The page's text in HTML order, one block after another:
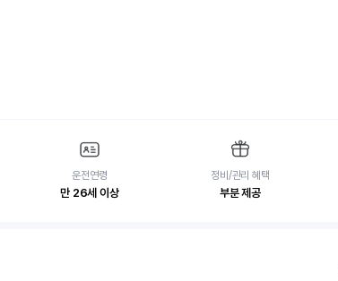
운전연령
만 26세 이상
정비/관리 혜택
부분 제공